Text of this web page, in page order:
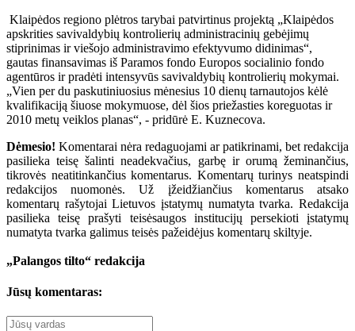
Klaipėdos regiono plėtros tarybai patvirtinus projektą „Klaipėdos
apskrities savivaldybių kontrolierių administracinių gebėjimų
stiprinimas ir viešojo administravimo efektyvumo didinimas“,
gautas finansavimas iš Paramos fondo Europos socialinio fondo
agentūros ir pradėti intensyvūs savivaldybių kontrolierių mokymai.
„Vien per du paskutiniuosius mėnesius 10 dienų tarnautojos kėlė
kvalifikaciją šiuose mokymuose, dėl šios priežasties koreguotas ir
2010 metų veiklos planas“, - pridūrė E. Kuznecova.
Dėmesio! Komentarai nėra redaguojami ar patikrinami, bet redakcija
pasilieka teisę šalinti neadekvačius, garbę ir orumą žeminančius,
tikrovės neatitinkančius komentarus. Komentarų turinys neatspindi
redakcijos nuomonės. Už įžeidžiančius komentarus atsako
komentarų rašytojai Lietuvos įstatymų numatyta tvarka. Redakcija
pasilieka teisę prašyti teisėsaugos institucijų persekioti įstatymų
numatyta tvarka galimus teisės pažeidėjus komentarų skiltyje.
„Palangos tilto“ redakcija
Jūsų komentaras: